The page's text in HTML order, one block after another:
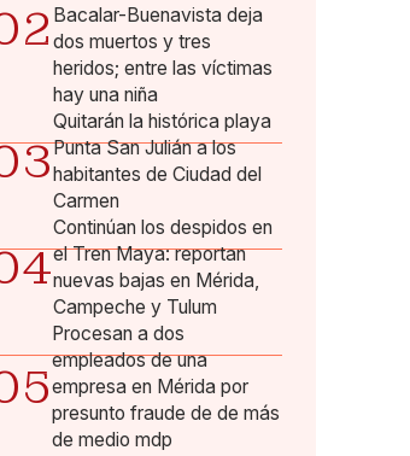
Bacalar-Buenavista deja
dos muertos y tres
heridos; entre las víctimas
hay una niña
Quitarán la histórica playa
Punta San Julián a los
habitantes de Ciudad del
Carmen
Continúan los despidos en
el Tren Maya: reportan
nuevas bajas en Mérida,
Campeche y Tulum
Procesan a dos
empleados de una
empresa en Mérida por
presunto fraude de de más
de medio mdp